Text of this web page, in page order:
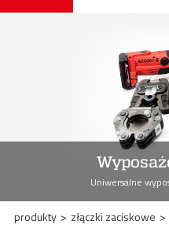
Uniwersalne
produkty > złączki zaciskowe >